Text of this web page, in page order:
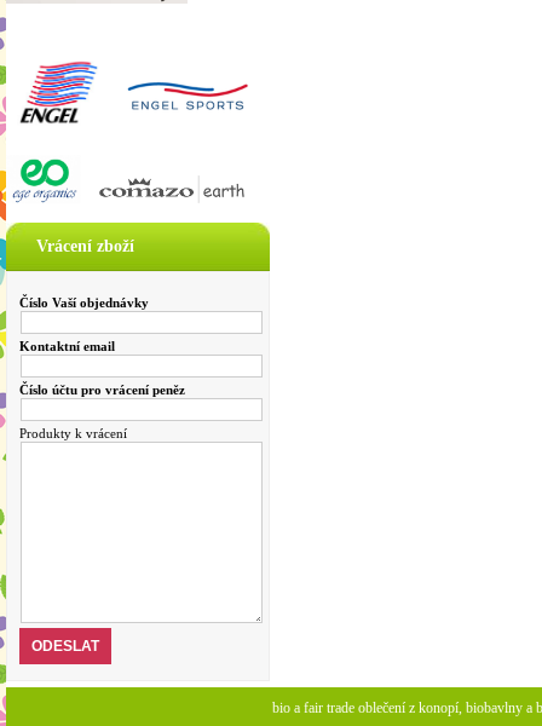
Vrácení zboží
Číslo Vaší objednávky
Kontaktní email
Číslo účtu pro vrácení peněz
Produkty k vrácení
bio a fair trade oblečení z konopí, biobavlny a